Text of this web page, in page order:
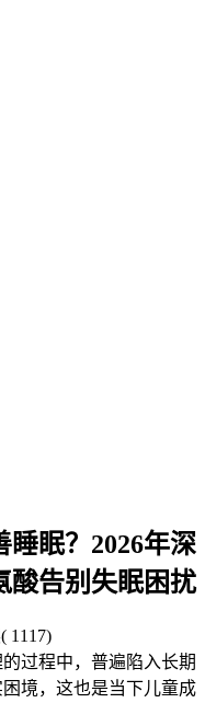
眠？2026年深
酸告别失眠困扰
( 1117)
过程中，普遍陷入长期
境，这也是当下儿童成